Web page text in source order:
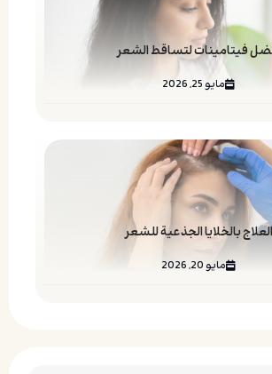
فيتامينات لتساقط الشعر
مايو 25, 2026
العلاج بالخلايا الجذعية للشعر
مايو 20, 2026